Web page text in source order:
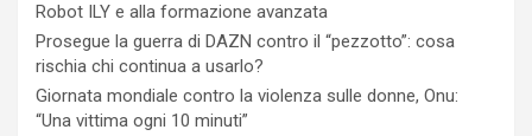
Robot ILY e alla formazione avanzata
Prosegue la guerra di DAZN contro il “pezzotto”: cosa
rischia chi continua a usarlo?
Giornata mondiale contro la violenza sulle donne, Onu:
“Una vittima ogni 10 minuti”